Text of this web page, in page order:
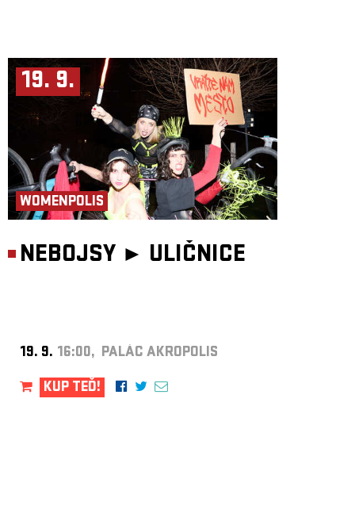
19. 9.
WOMENPOLIS
NEBOJSY ► ULIČNICE
19. 9. 16:00, PALÁC AKROPOLIS
KUP TEĎ!